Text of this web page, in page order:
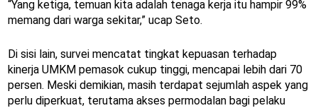
“Yang ketiga, temuan kita adalah tenaga kerja itu hampir 99%
memang dari warga sekitar,” ucap Seto.
Di sisi lain, survei mencatat tingkat kepuasan terhadap
kinerja UMKM pemasok cukup tinggi, mencapai lebih dari 70
persen. Meski demikian, masih terdapat sejumlah aspek yang
perlu diperkuat, terutama akses permodalan bagi pelaku